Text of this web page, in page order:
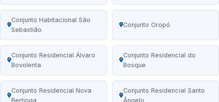
Conjunto Habitacional São
Sebastião
Conjunto Oropó
Conjunto Residencial Álvaro
Bovolenta
Conjunto Residencial do
Bosque
Conjunto Residencial Nova
Bertioga
Conjunto Residencial Santo
Ângelo